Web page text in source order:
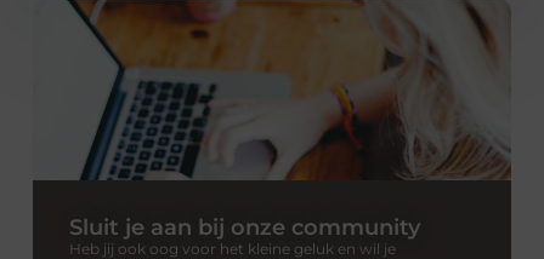
Sluit je aan bij onze community
Heb jij ook oog voor het kleine geluk en wil je